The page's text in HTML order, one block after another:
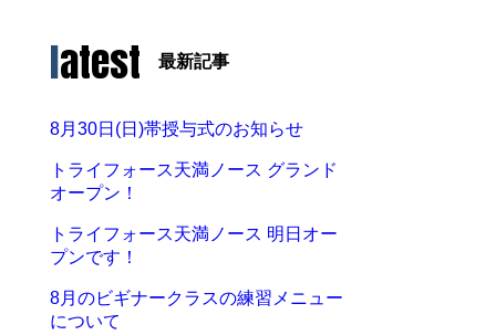
latest 最新記事
8月30日(日)帯授与式のお知らせ
トライフォース天満ノース グランド
オープン！
トライフォース天満ノース 明日オー
プンです！
8月のビギナークラスの練習メニュー
について